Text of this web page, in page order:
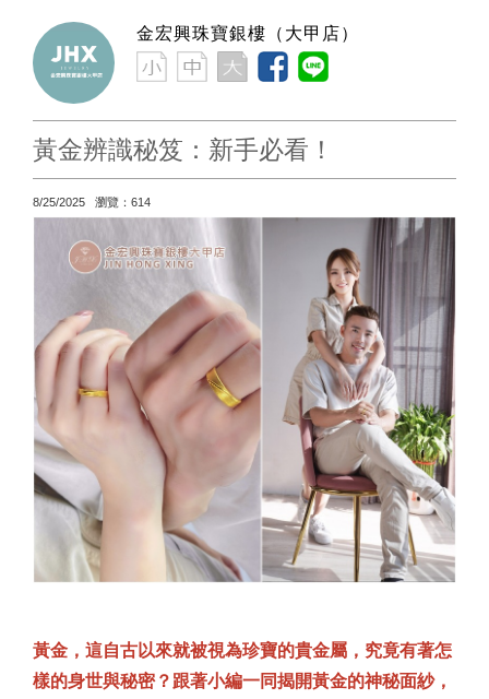
金宏興珠寶銀樓（大甲店）
黃金辨識秘笈：新手必看！
8/25/2025 瀏覽：614
黃金，這自古以來就被視為珍寶的貴金屬，究竟有著怎
樣的身世與秘密？跟著小編一同揭開黃金的神秘面紗，